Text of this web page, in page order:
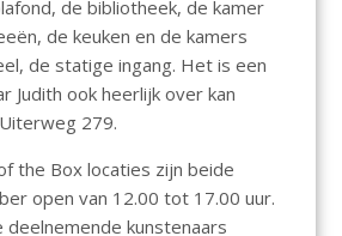
de bibliotheek, de kamer
de keuken en de kamers
de statige ingang. Het is een
Judith ook heerlijk over kan
279.
the Box locaties zijn beide
open van 12.00 tot 17.00 uur.
deelnemende kunstenaars